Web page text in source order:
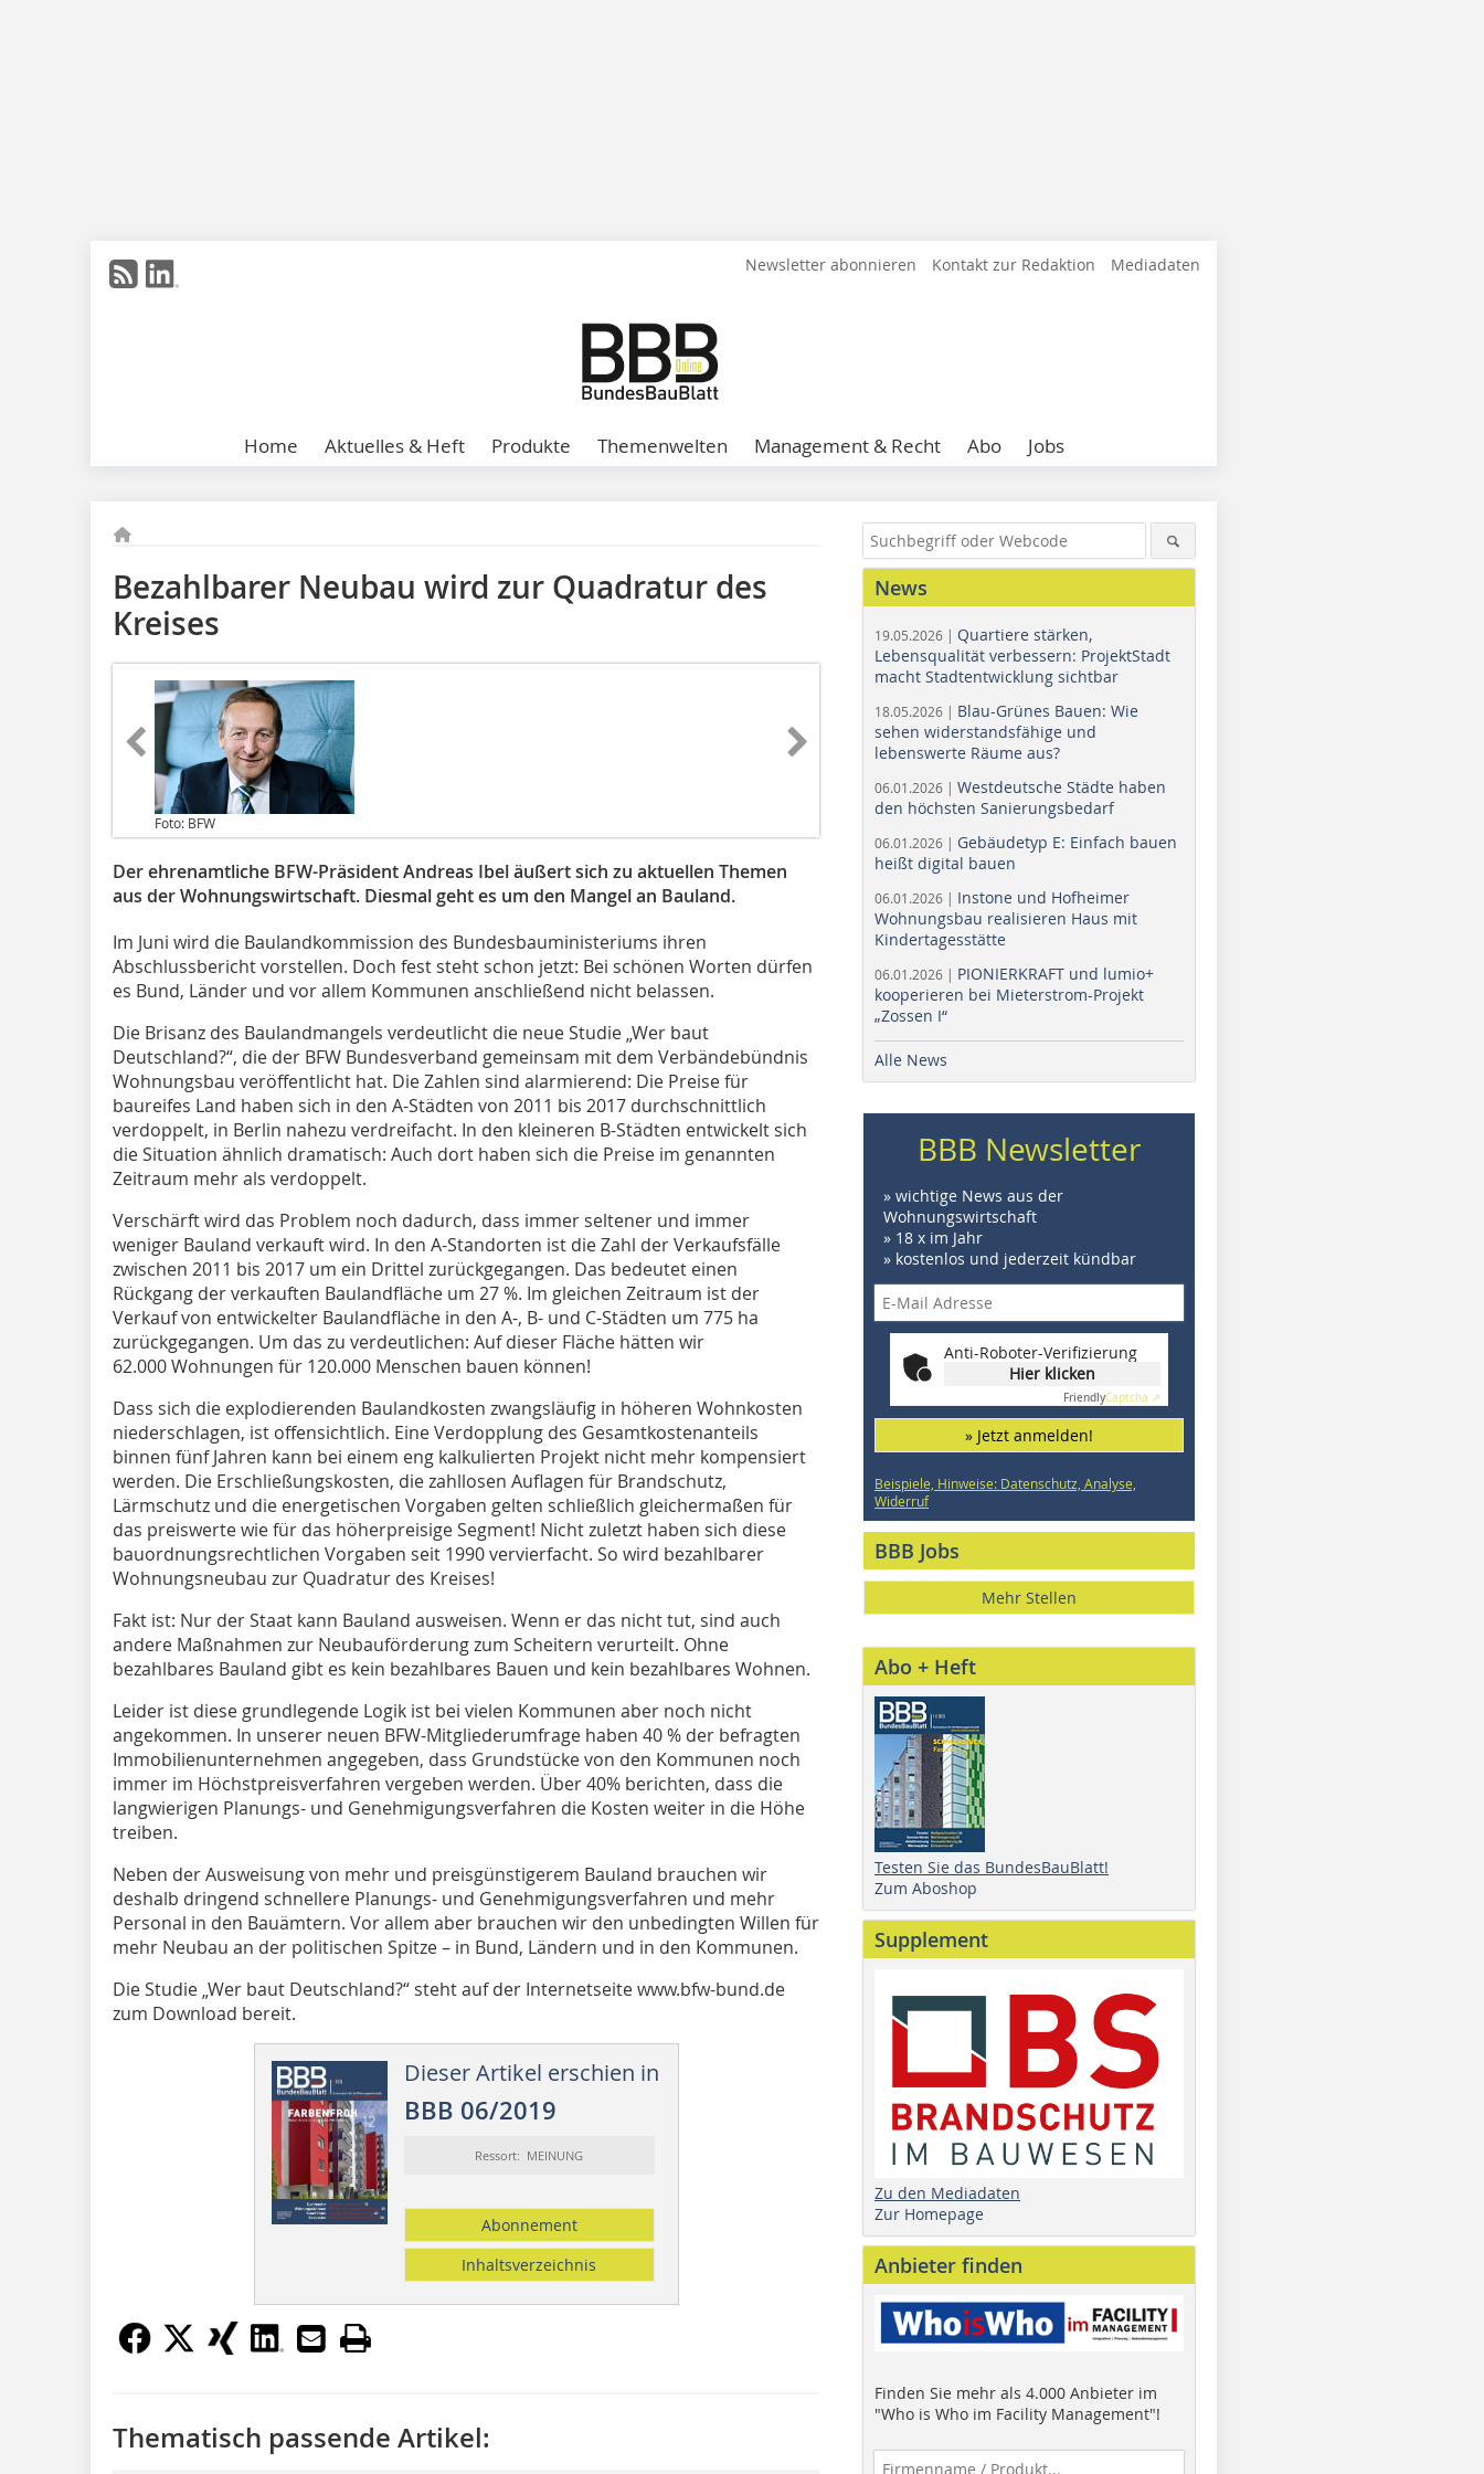
Newsletter abonnieren Kontakt zur Redaktion Mediadaten
Home Aktuelles & Heft Produkte Themenwelten Management & Recht Abo Jobs
Bezahlbarer Neubau wird zur Quadratur des
Kreises
Foto: BFW
Der ehrenamtliche BFW-Präsident Andreas Ibel äußert sich zu aktuellen Themen
aus der Wohnungswirtschaft. Diesmal geht es um den Mangel an Bauland.
Im Juni wird die Baulandkommission des Bundesbauministeriums ihren
Abschlussbericht vorstellen. Doch fest steht schon jetzt: Bei schönen Worten dürfen
es Bund, Länder und vor allem Kommunen anschließend nicht belassen.
Die Brisanz des Baulandmangels verdeutlicht die neue Studie „Wer baut
Deutschland?“, die der BFW Bundesverband gemeinsam mit dem Verbändebündnis
Wohnungsbau veröffentlicht hat. Die Zahlen sind alarmierend: Die Preise für
baureifes Land haben sich in den A-Städten von 2011 bis 2017 durchschnittlich
verdoppelt, in Berlin nahezu verdreifacht. In den kleineren B-Städten entwickelt sich
die Situation ähnlich dramatisch: Auch dort haben sich die Preise im genannten
Zeitraum mehr als verdoppelt.
Verschärft wird das Problem noch dadurch, dass immer seltener und immer
weniger Bauland verkauft wird. In den A-Standorten ist die Zahl der Verkaufsfälle
zwischen 2011 bis 2017 um ein Drittel zurückgegangen. Das bedeutet einen
Rückgang der verkauften Baulandfläche um 27 %. Im gleichen Zeitraum ist der
Verkauf von entwickelter Baulandfläche in den A-, B- und C-Städten um 775 ha
zurückgegangen. Um das zu verdeutlichen: Auf dieser Fläche hätten wir
62.000 Wohnungen für 120.000 Menschen bauen können!
Dass sich die explodierenden Baulandkosten zwangsläufig in höheren Wohnkosten
niederschlagen, ist offensichtlich. Eine Verdopplung des Gesamtkostenanteils
binnen fünf Jahren kann bei einem eng kalkulierten Projekt nicht mehr kompensiert
werden. Die Erschließungskosten, die zahllosen Auflagen für Brandschutz,
Lärmschutz und die energetischen Vorgaben gelten schließlich gleichermaßen für
das preiswerte wie für das höherpreisige Segment! Nicht zuletzt haben sich diese
bauordnungsrechtlichen Vorgaben seit 1990 vervierfacht. So wird bezahlbarer
Wohnungsneubau zur Quadratur des Kreises!
Fakt ist: Nur der Staat kann Bauland ausweisen. Wenn er das nicht tut, sind auch
andere Maßnahmen zur Neubauförderung zum Scheitern verurteilt. Ohne
bezahlbares Bauland gibt es kein bezahlbares Bauen und kein bezahlbares Wohnen.
Leider ist diese grundlegende Logik ist bei vielen Kommunen aber noch nicht
angekommen. In unserer neuen BFW-Mitgliederumfrage haben 40 % der befragten
Immobilienunternehmen angegeben, dass Grundstücke von den Kommunen noch
immer im Höchstpreisverfahren vergeben werden. Über 40% berichten, dass die
langwierigen Planungs- und Genehmigungsverfahren die Kosten weiter in die Höhe
treiben.
Neben der Ausweisung von mehr und preisgünstigerem Bauland brauchen wir
deshalb dringend schnellere Planungs- und Genehmigungsverfahren und mehr
Personal in den Bauämtern. Vor allem aber brauchen wir den unbedingten Willen für
mehr Neubau an der politischen Spitze – in Bund, Ländern und in den Kommunen.
Die Studie „Wer baut Deutschland?“ steht auf der Internetseite www.bfw-bund.de
zum Download bereit.
Dieser Artikel erschien in
BBB 06/2019
Ressort: MEINUNG
Abonnement
Inhaltsverzeichnis
Thematisch passende Artikel:
News
19.05.2026 | Quartiere stärken,
Lebensqualität verbessern: ProjektStadt
macht Stadtentwicklung sichtbar
18.05.2026 | Blau-Grünes Bauen: Wie
sehen widerstandsfähige und
lebenswerte Räume aus?
06.01.2026 | Westdeutsche Städte haben
den höchsten Sanierungsbedarf
06.01.2026 | Gebäudetyp E: Einfach bauen
heißt digital bauen
06.01.2026 | Instone und Hofheimer
Wohnungsbau realisieren Haus mit
Kindertagesstätte
06.01.2026 | PIONIERKRAFT und lumio+
kooperieren bei Mieterstrom-Projekt
„Zossen I“
Alle News
BBB Newsletter
» wichtige News aus der
Wohnungswirtschaft
» 18 x im Jahr
» kostenlos und jederzeit kündbar
Anti-Roboter-Verifizierung
Hier klicken
FriendlyCaptcha ⇗
» Jetzt anmelden!
Beispiele, Hinweise: Datenschutz, Analyse,
Widerruf
BBB Jobs
Mehr Stellen
Abo + Heft
Testen Sie das BundesBauBlatt!
Zum Aboshop
Supplement
Zu den Mediadaten
Zur Homepage
Anbieter finden
Finden Sie mehr als 4.000 Anbieter im
"Who is Who im Facility Management"!